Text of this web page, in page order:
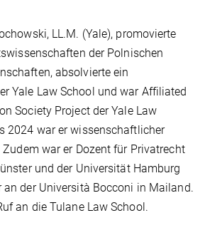
LL.M. (Yale), promovierte
der Polnischen
absolvierte ein
Yale Law School und war Affiliated
Society Project der Yale Law
2024 war er wissenschaftlicher
war er Dozent für Privatrecht
und der Universität Hamburg
an der Università Bocconi in Mailand.
an die Tulane Law School.